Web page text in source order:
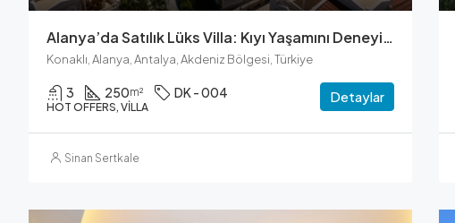
Alanya’da Satılık Lüks Villa: Kıyı Yaşamını Deneyimleyin
Konaklı, Alanya, Antalya, Akdeniz Bölgesi, Türkiye
3 250m² DK - 004
HOT OFFERS, VILLA
Detaylar
Sinan Sertkale